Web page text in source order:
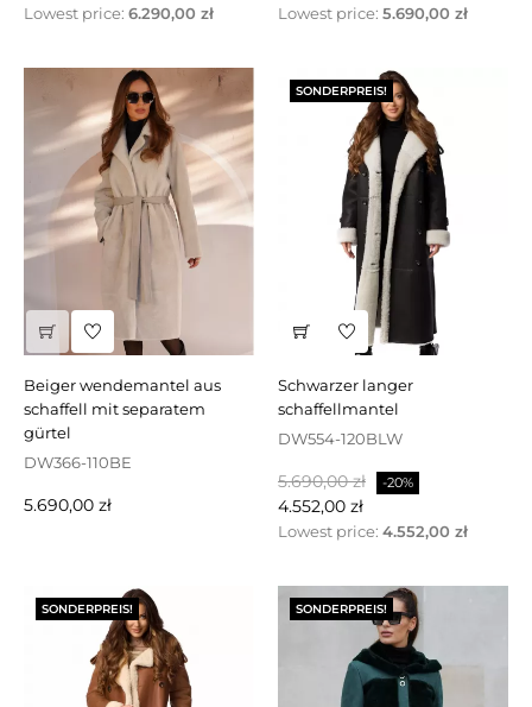
Lowest price: 6.290,00 zł Lowest price: 5.690,00 zł
beiger wendemantel aus
schaffell mit separatem
gürtel
DW366-110BE
Preis
5.690,00 zł
SONDERPREIS!
schwarzer langer
schaffellmantel
DW554-120BLW
Regulärer
Preis
5.690,00 zł -20%
4.552,00 zł
Lowest price: 4.552,00 zł
SONDERPREIS! SONDERPREIS!